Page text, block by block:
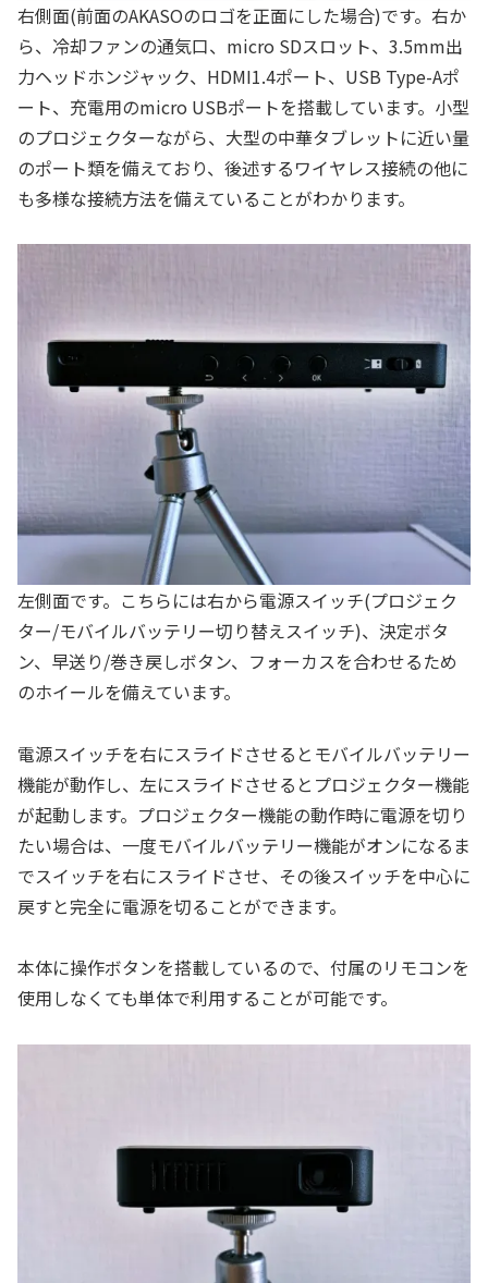
右側面(前面のAKASOのロゴを正面にした場合)です。右か
ら、冷却ファンの通気口、micro SDスロット、3.5mm出
力ヘッドホンジャック、HDMI1.4ポート、USB Type-Aポ
ート、充電用のmicro USBポートを搭載しています。小型
のプロジェクターながら、大型の中華タブレットに近い量
のポート類を備えており、後述するワイヤレス接続の他に
も多様な接続方法を備えていることがわかります。
左側面です。こちらには右から電源スイッチ(プロジェク
ター/モバイルバッテリー切り替えスイッチ)、決定ボタ
ン、早送り/巻き戻しボタン、フォーカスを合わせるため
のホイールを備えています。
電源スイッチを右にスライドさせるとモバイルバッテリー
機能が動作し、左にスライドさせるとプロジェクター機能
が起動します。プロジェクター機能の動作時に電源を切り
たい場合は、一度モバイルバッテリー機能がオンになるま
でスイッチを右にスライドさせ、その後スイッチを中心に
戻すと完全に電源を切ることができます。
本体に操作ボタンを搭載しているので、付属のリモコンを
使用しなくても単体で利用することが可能です。